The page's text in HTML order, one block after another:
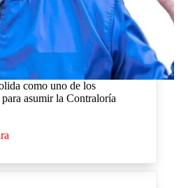
como uno de los
asumir la Contraloría